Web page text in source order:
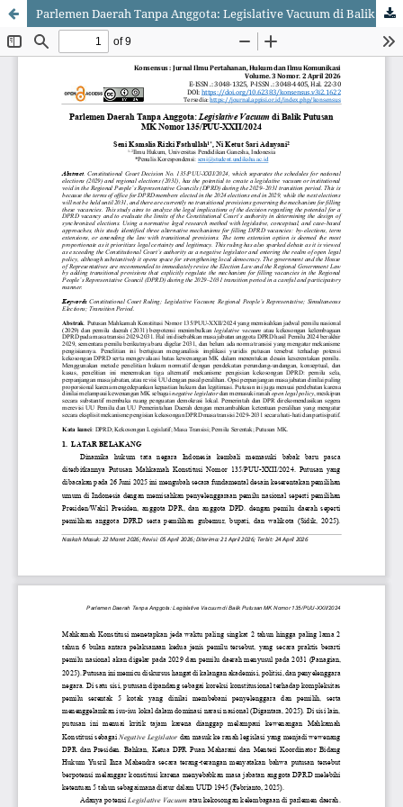
Parlemen Daerah Tanpa Anggota: Legislative Vacuum di Balik Putusan MK Nomor 135/PUU-XXII/2024